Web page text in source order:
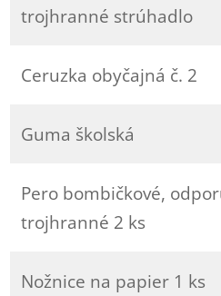
trojhranné strúhadlo
Ceruzka obyčajná č. 2
Guma školská
Pero bombičkové,
trojhranné 2 ks
Nožnice na papier 1 ks